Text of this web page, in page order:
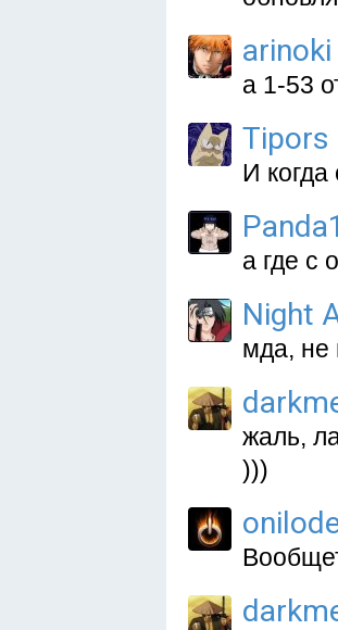
arinoki
а 1-53
Tipors
И
а где с
Night
мда, не
жаль,
)))